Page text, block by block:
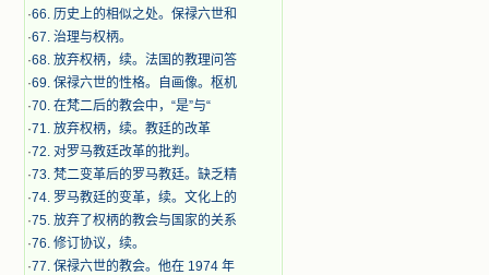
·66. 历史上的相似之处。保禄六世和
·67. 治理与权柄。
·68. 放弃权柄，续。法国的教理问答
·69. 保禄六世的性格。自画像。枢机
·70. 在梵二后的教会中，“是”与“
·71. 放弃权柄，续。教廷的改革
·72. 对罗马教廷改革的批判。
·73. 梵二变革后的罗马教廷。缺乏精
·74. 罗马教廷的变革，续。文化上的
·75. 放弃了权柄的教会与国家的关系
·76. 修订协议，续。
·77. 保禄六世的教会。他在 1974 年